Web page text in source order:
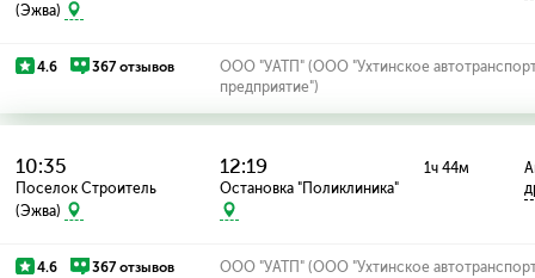
(Эжва)
4.6 367 отзывов
ООО "УАТП" (ООО "Ухтинское
предприятие")
10:35
Поселок Строитель
(Эжва)
12:19
Остановка "Поликлиника"
1ч 44м
4.6 367 отзывов
ООО "УАТП" (ООО "Ухтинское